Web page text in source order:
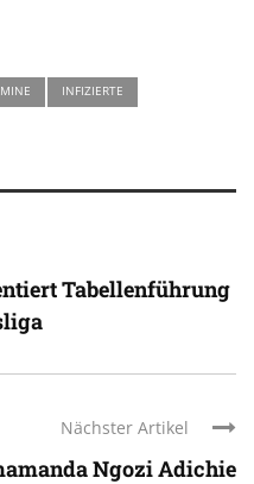
INFIZIERTE
Tabellenführung
Nächster Artikel
Ngozi Adichie